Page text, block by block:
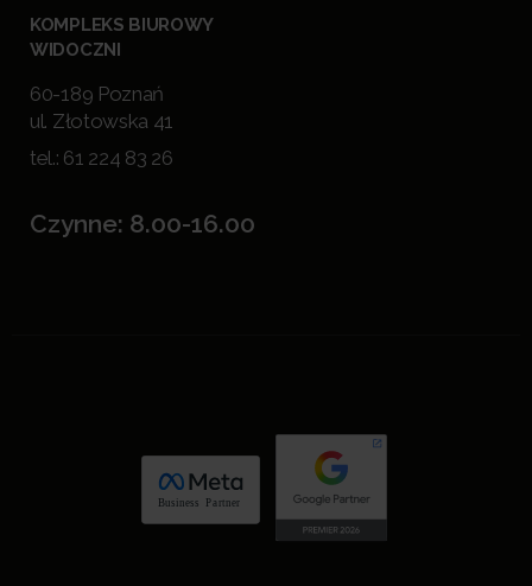
KOMPLEKS BIUROWY
WIDOCZNI
60-189 Poznań
ul. Złotowska 41
tel.: 61 224 83 26
Czynne: 8.00-16.00